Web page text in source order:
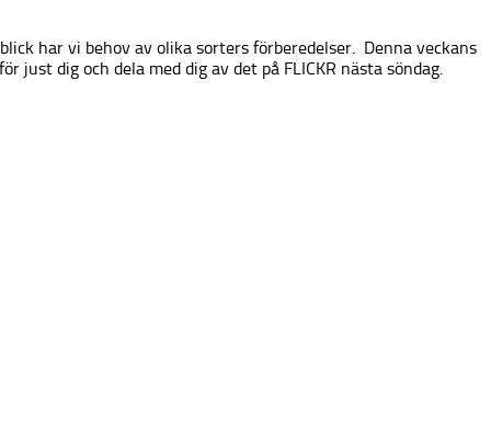
har vi behov av olika sorters förberedelser. Denna veckans
dig och dela med dig av det på FLICKR nästa söndag.